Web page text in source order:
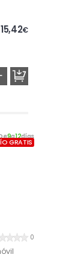
15,42€
9a12días
GRATIS
0